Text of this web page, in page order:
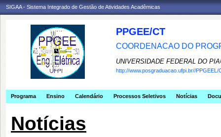
SIGAA - Sistema Integrado de Gestão de Atividades Acadêmicas
PPGEE/CT
COORDENACAO DO
UNIVERSIDADE FEDERAL DO
http://www.posgraduacao.ufpi.br//PPGEEL/
Programa Ensino Calendário Processos Seletivos Notícias
Notícias